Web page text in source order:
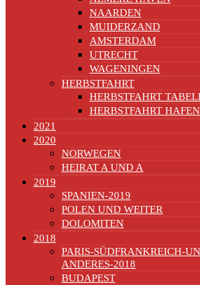
NAARDEN
MUIDERZAND
AMSTERDAM
UTRECHT
WAGENINGEN
HERBSTFAHRT
HERBSTFAHRT
HERBSTFAHRT
2021
2020
NORWEGEN
HEIRAT A UND A
2019
SPANIEN-2019
POLEN UND WEITER
DOLOMITEN
2018
PARIS-SÜDFRANKREICH-
ANDERES-2018
BUDAPEST